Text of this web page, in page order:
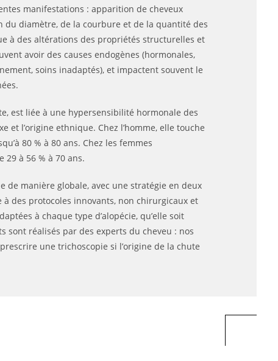
manifestations : apparition de cheveux
diamètre, de la courbure et de la quantité des
à des altérations des propriétés structurelles et
avoir des causes endogènes (hormonales,
soins inadaptés), et impactent souvent le
est liée à une hypersensibilité hormonale des
et l’origine ethnique. Chez l’homme, elle touche
80 % à 80 ans. Chez les femmes
29 à 56 % à 70 ans.
de manière globale, avec une stratégie en deux
des protocoles innovants, non chirurgicaux et
à chaque type d’alopécie, qu’elle soit
sont réalisés par des experts du cheveu : nos
une trichoscopie si l’origine de la chute